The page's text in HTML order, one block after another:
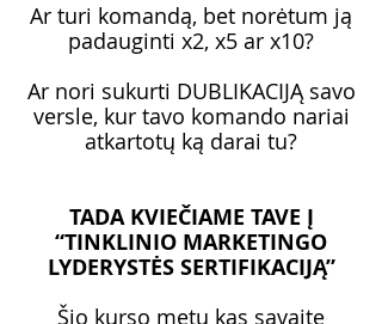
Ar turi komandą, bet norėtum ją
padauginti x2, x5 ar x10?
Ar nori sukurti DUBLIKACIJĄ savo
versle, kur tavo komando nariai
atkartotų ką darai tu?
TADA KVIEČIAME TAVE Į
“TINKLINIO MARKETINGO
LYDERYSTĖS SERTIFIKACIJĄ”
Šio kurso metu kas savaitę